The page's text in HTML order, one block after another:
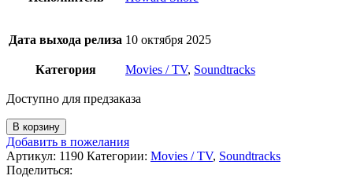
Дата выхода релиза 10 октября 2025
Категория Movies / TV, Soundtracks
Доступно для предзаказа
Количество
товара
Howard
Shore
В корзину
Добавить в пожелания
Артикул: 1190 Категории: Movies / TV, Soundtracks
Поделиться: